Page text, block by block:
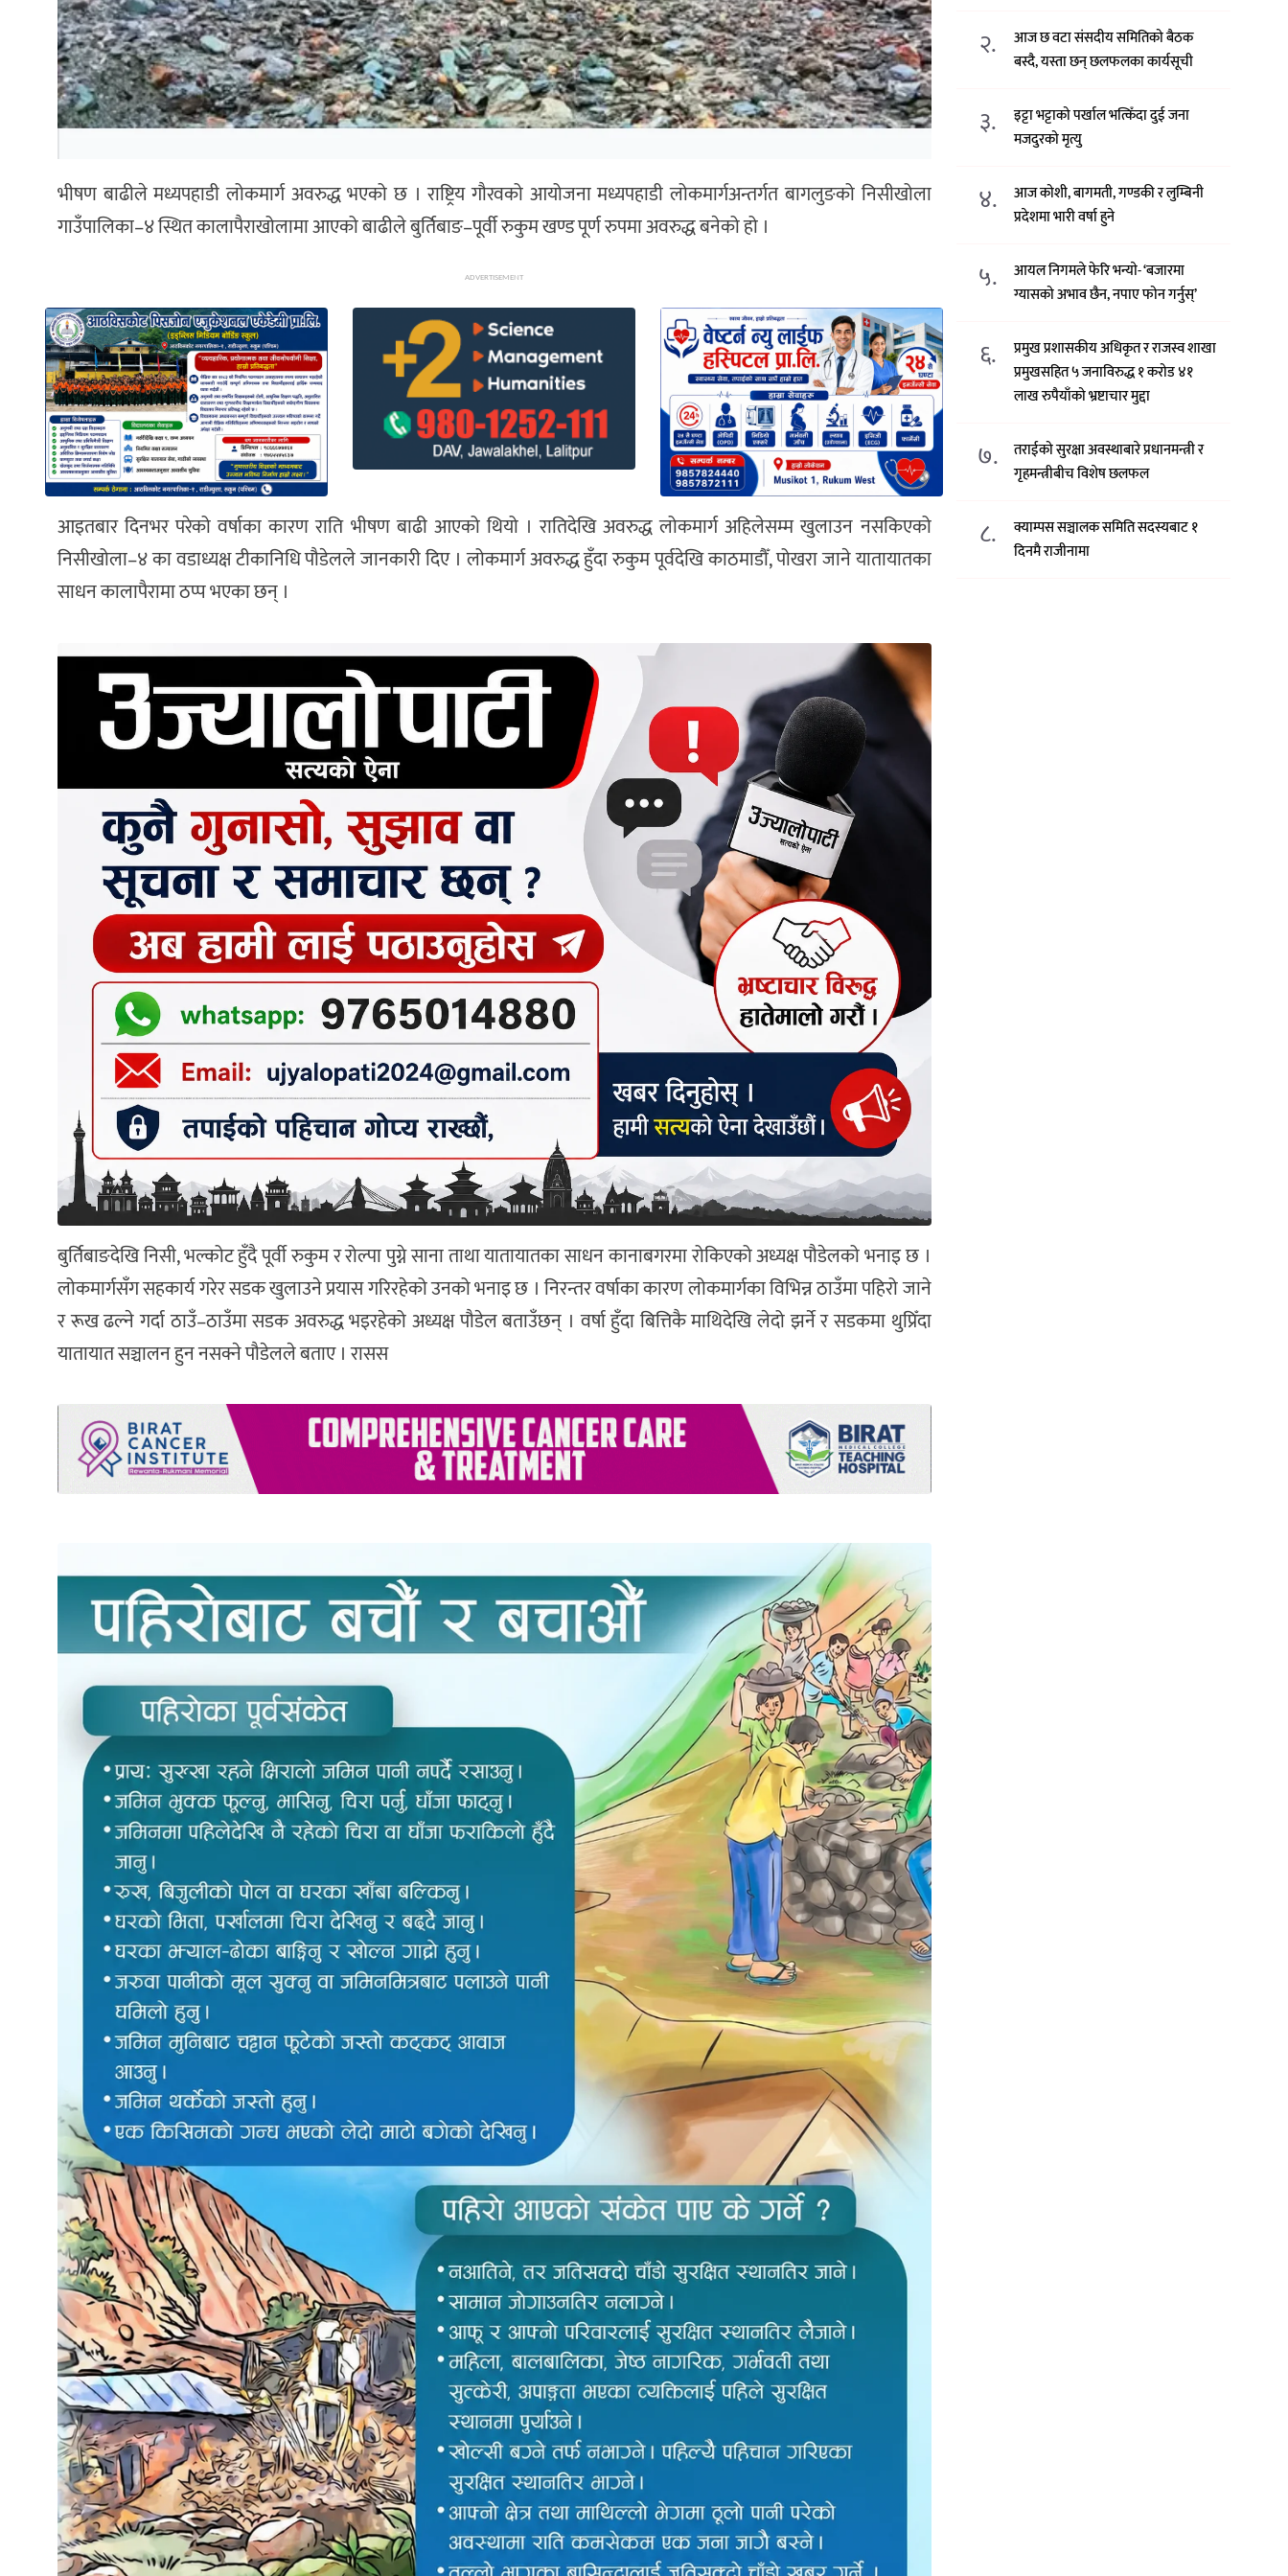
भीषण बाढीले मध्यपहाडी लोकमार्ग अवरुद्ध भएको छ । राष्ट्रिय गौरवको आयोजना मध्यपहाडी लोकमार्गअन्तर्गत बागलुङको निसीखोला
गाउँपालिका–४ स्थित कालापैराखोलामा आएको बाढीले बुर्तिबाङ–पूर्वी रुकुम खण्ड पूर्ण रुपमा अवरुद्ध बनेको हो ।
ADVERTISEMENT
आइतबार दिनभर परेको वर्षाका कारण राति भीषण बाढी आएको थियो । रातिदेखि अवरुद्ध लोकमार्ग अहिलेसम्म खुलाउन नसकिएको
निसीखोला–४ का वडाध्यक्ष टीकानिधि पौडेलले जानकारी दिए । लोकमार्ग अवरुद्ध हुँदा रुकुम पूर्वदेखि काठमाडौँ, पोखरा जाने यातायातका
साधन कालापैरामा ठप्प भएका छन् ।
बुर्तिबाङदेखि निसी, भल्कोट हुँदै पूर्वी रुकुम र रोल्पा पुग्ने साना ताथा यातायातका साधन कानाबगरमा रोकिएको अध्यक्ष पौडेलको भनाइ छ ।
लोकमार्गसँग सहकार्य गरेर सडक खुलाउने प्रयास गरिरहेको उनको भनाइ छ । निरन्तर वर्षाका कारण लोकमार्गका विभिन्न ठाउँमा पहिरो जाने
र रूख ढल्ने गर्दा ठाउँ–ठाउँमा सडक अवरुद्ध भइरहेको अध्यक्ष पौडेल बताउँछन् । वर्षा हुँदा बित्तिकै माथिदेखि लेदो झर्ने र सडकमा थुप्रिँदा
यातायात सञ्चालन हुन नसक्ने पौडेलले बताए । रासस
२.
आज छ वटा संसदीय समितिको बैठक
बस्दै, यस्ता छन् छलफलका कार्यसूची
३.
इट्टा भट्टाको पर्खाल भत्किँदा दुई जना
मजदुरको मृत्यु
४.
आज कोशी, बागमती, गण्डकी र लुम्बिनी
प्रदेशमा भारी वर्षा हुने
५.
आयल निगमले फेरि भन्याे- ‘बजारमा
ग्यासको अभाव छैन, नपाए फोन गर्नुस्’
६.
प्रमुख प्रशासकीय अधिकृत र राजस्व शाखा
प्रमुखसहित ५ जनाविरुद्ध १ करोड ४१
लाख रुपैयाँको भ्रष्टाचार मुद्दा
७.
तराईको सुरक्षा अवस्थाबारे प्रधानमन्त्री र
गृहमन्त्रीबीच विशेष छलफल
८.
क्याम्पस सञ्चालक समिति सदस्यबाट १
दिनमै राजीनामा